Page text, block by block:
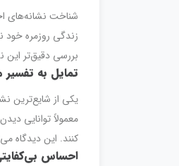
شناخت نشانه‌های
زندگی روزمره خود
بررسی دقیق‌تر این
تمایل به تفسیر
یکی از شایع‌ترین
معمولاً توانایی
کنند. این دیدگاه
احساس